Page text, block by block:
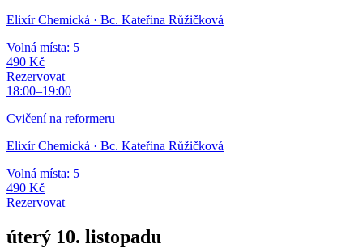
Elixír Chemická · Bc. Kateřina Růžičková
Volná místa: 5
490 Kč
Rezervovat
18:00–19:00
Cvičení na reformeru
Elixír Chemická · Bc. Kateřina Růžičková
Volná místa: 5
490 Kč
Rezervovat
úterý 10. listopadu